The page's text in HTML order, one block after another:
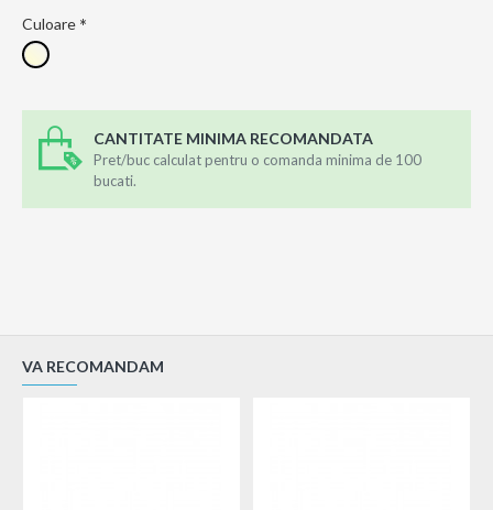
Culoare
CANTITATE MINIMA RECOMANDATA
Pret/buc calculat pentru o comanda minima de 100
bucati.
VA RECOMANDAM